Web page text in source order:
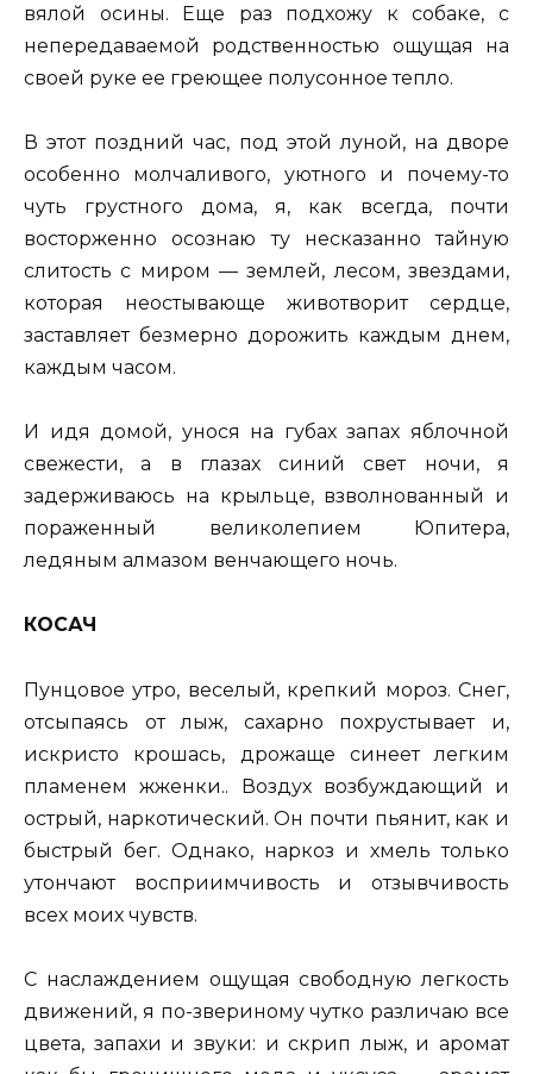
вялой осины. Еще раз подхожу к собаке, с
непередаваемой родственностью ощущая на
своей руке ее греющее полусонное тепло.
В этот поздний час, под этой луной, на дворе
особенно молчаливого, уютного и почему-то
чуть грустного дома, я, как всегда, почти
восторженно осознаю ту несказанно тайную
слитость с миром — землей, лесом, звездами,
которая неостывающе животворит сердце,
заставляет безмерно дорожить каждым днем,
каждым часом.
И идя домой, унося на губах запах яблочной
свежести, а в глазах синий свет ночи, я
задерживаюсь на крыльце, взволнованный и
пораженный великолепием Юпитера,
ледяным алмазом венчающего ночь.
КОСАЧ
Пунцовое утро, веселый, крепкий мороз. Снег,
отсыпаясь от лыж, сахарно похрустывает и,
искристо крошась, дрожаще синеет легким
пламенем жженки.. Воздух возбуждающий и
острый, наркотический. Он почти пьянит, как и
быстрый бег. Однако, наркоз и хмель только
утончают восприимчивость и отзывчивость
всех моих чувств.
С наслаждением ощущая свободную легкость
движений, я по-звериному чутко различаю все
цвета, запахи и звуки: и скрип лыж, и аромат